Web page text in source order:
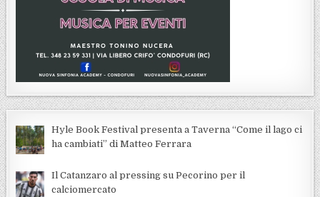
Hyle Book Festival presenta a Taverna “Come il lago ci
ha cambiati” di Matteo Ferrara
Il Catanzaro al pressing su Pecorino per il
calciomercato